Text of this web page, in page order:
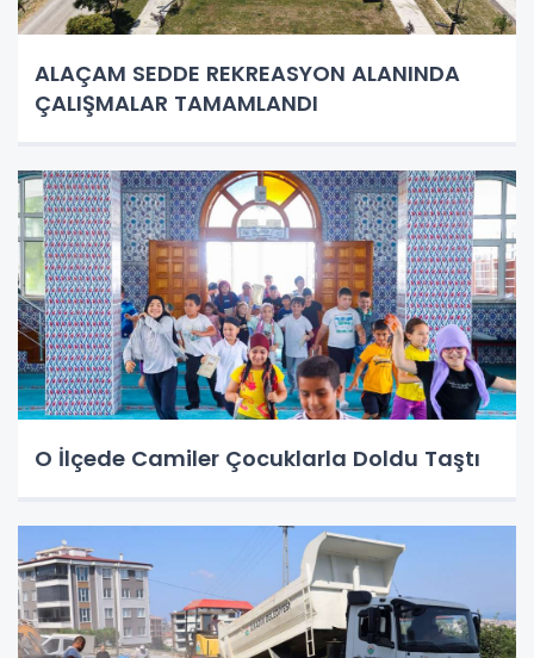
ALAÇAM SEDDE REKREASYON ALANINDA
ÇALIŞMALAR TAMAMLANDI
O İlçede Camiler Çocuklarla Doldu Taştı